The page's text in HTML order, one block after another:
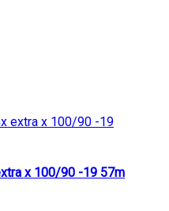
x 100/90 -19 57m